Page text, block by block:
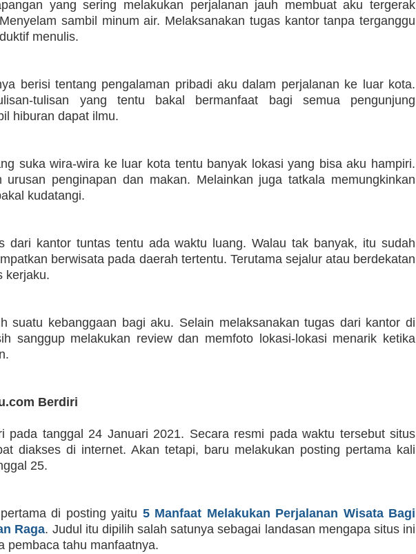
yang sering melakukan perjalanan jauh membuat aku tergerak
sambil minum air. Melaksanakan tugas kantor tanpa terganggu
menulis.
berisi tentang pengalaman pribadi aku dalam perjalanan ke luar kota.
tulisan yang tentu bakal bermanfaat bagi semua pengunjung
hiburan dapat ilmu.
suka wira-wira ke luar kota tentu banyak lokasi yang bisa aku hampiri.
urusan penginapan dan makan. Melainkan juga tatkala memungkinkan
kudatangi.
dari kantor tuntas tentu ada waktu luang. Walau tak banyak, itu sudah
berwisata pada daerah tertentu. Terutama sejalur atau berdekatan
kerjaku.
suatu kebanggaan bagi aku. Selain melaksanakan tugas dari kantor di
sanggup melakukan review dan memfoto lokasi-lokasi menarik ketika
Berdiri
pada tanggal 24 Januari 2021. Secara resmi pada waktu tersebut situs
diakses di internet. Akan tetapi, baru melakukan posting pertama kali
25.
di posting yaitu 5 Manfaat Melakukan Perjalanan Wisata Bagi
Raga. Judul itu dipilih salah satunya sebagai landasan mengapa situs ini
pembaca tahu manfaatnya.